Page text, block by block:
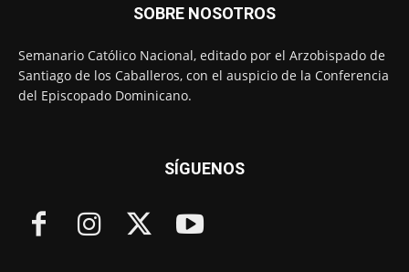
SOBRE NOSOTROS
Semanario Católico Nacional, editado por el Arzobispado de
Santiago de los Caballeros, con el auspicio de la Conferencia
del Episcopado Dominicano.
SÍGUENOS